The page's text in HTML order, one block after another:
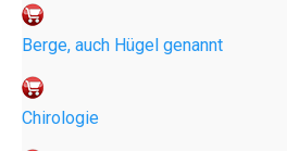
Berge, auch Hügel genannt
Chirologie